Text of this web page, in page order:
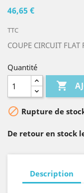
46,65 €
TTC
COUPE CIRCUIT FLAT
Quantité

 Rupture de
De retour en stock
Description